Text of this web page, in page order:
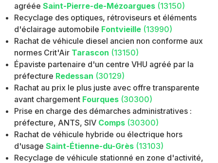
agréée Saint-Pierre-de-Mézoargues (13150)
Recyclage des optiques, rétroviseurs et éléments
d'éclairage automobile Fontvieille (13990)
Rachat de véhicule diesel ancien non conforme aux
normes Crit'Air Tarascon (13150)
Épaviste partenaire d'un centre VHU agréé par la
préfecture Redessan (30129)
Rachat au prix le plus juste avec offre transparente
avant chargement Fourques (30300)
Prise en charge des démarches administratives :
préfecture, ANTS, SIV Comps (30300)
Rachat de véhicule hybride ou électrique hors
d'usage Saint-Étienne-du-Grès (13103)
Recyclage de véhicule stationné en zone d'activité,